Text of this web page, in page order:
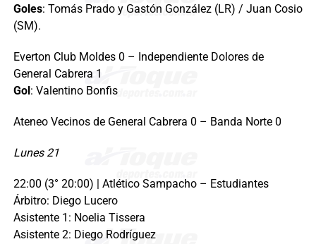
Goles: Tomás Prado y Gastón González (LR) / Juan Cosio
(SM).
Everton Club Moldes 0 – Independiente Dolores de
General Cabrera 1
Gol : Valentino Bonfis
Ateneo Vecinos de General Cabrera 0 – Banda Norte 0
Lunes 21
22:00 (3° 20:00) | Atlético Sampacho – Estudiantes
Árbitro: Diego Lucero
Asistente 1: Noelia Tissera
Asistente 2: Diego Rodríguez